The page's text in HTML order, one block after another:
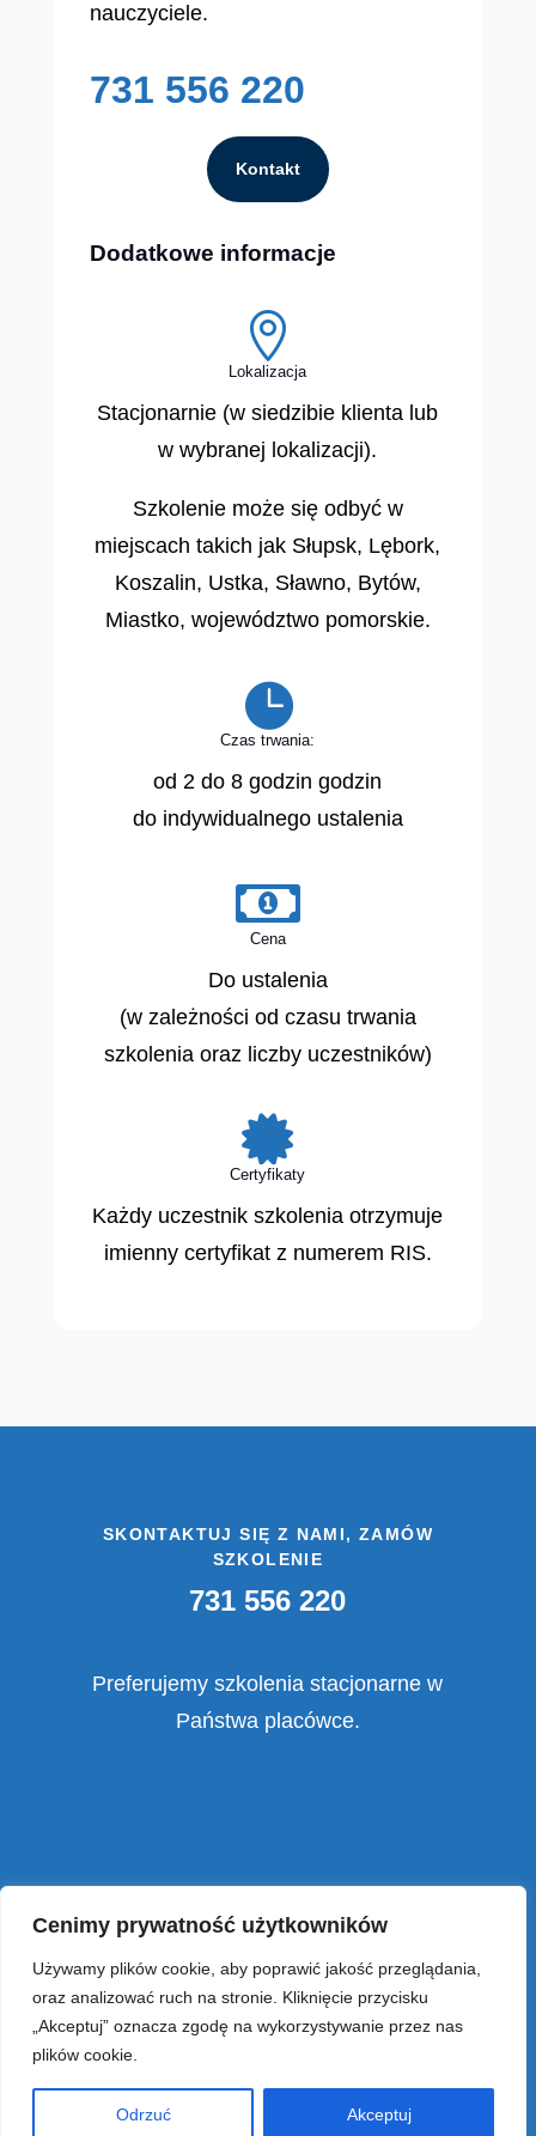
Cenimy prywatność użytkowników
Używamy plików cookie, aby poprawić jakość przeglądania,
oraz analizować ruch na stronie. Kliknięcie przycisku
„Akceptuj” oznacza zgodę na wykorzystywanie przez nas
plików cookie.
Odrzuć Akceptuj
nauczyciele.
731 556 220
Kontakt
Dodatkowe informacje

Lokalizacja
Stacjonarnie (w siedzibie klienta lub
w wybranej lokalizacji).
Szkolenie może się odbyć w
miejscach takich jak Słupsk, Lębork,
Koszalin, Ustka, Sławno, Bytów,
Miastko, województwo pomorskie.

Czas trwania:
od 2 do 8 godzin godzin
do indywidualnego ustalenia

Cena
Do ustalenia
(w zależności od czasu trwania
szkolenia oraz liczby uczestników)

Certyfikaty
Każdy uczestnik szkolenia otrzymuje
imienny certyfikat z numerem RIS.
SKONTAKTUJ SIĘ Z NAMI, ZAMÓW
SZKOLENIE
731 556 220
Preferujemy szkolenia stacjonarne w
Państwa placówce.
Fundacja OmniSkola: Nowoczesne rozwiązania w
edukacji